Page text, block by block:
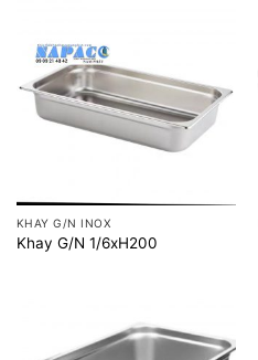
KHAY G/N INOX
Khay G/N 1/6xH200